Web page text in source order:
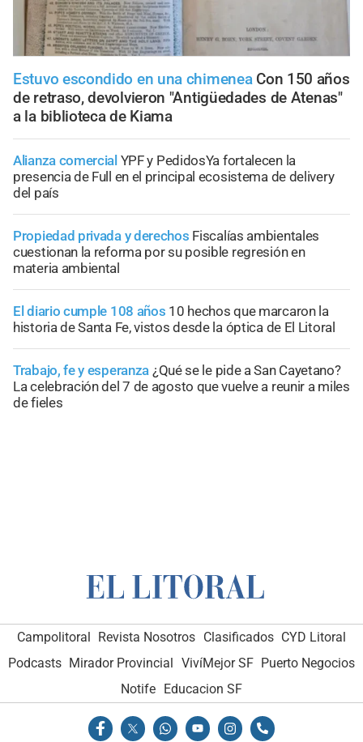
Estuvo escondido en una chimenea Con 150 años
de retraso, devolvieron "Antigüedades de Atenas"
a la biblioteca de Kiama
Alianza comercial YPF y PedidosYa fortalecen la
presencia de Full en el principal ecosistema de delivery
del país
Propiedad privada y derechos Fiscalías ambientales
cuestionan la reforma por su posible regresión en
materia ambiental
El diario cumple 108 años 10 hechos que marcaron la
historia de Santa Fe, vistos desde la óptica de El Litoral
Trabajo, fe y esperanza ¿Qué se le pide a San Cayetano?
La celebración del 7 de agosto que vuelve a reunir a miles
de fieles
Campolitoral Revista Nosotros Clasificados CYD Litoral
Podcasts Mirador Provincial VivíMejor SF Puerto Negocios
Notife
Educacion SF